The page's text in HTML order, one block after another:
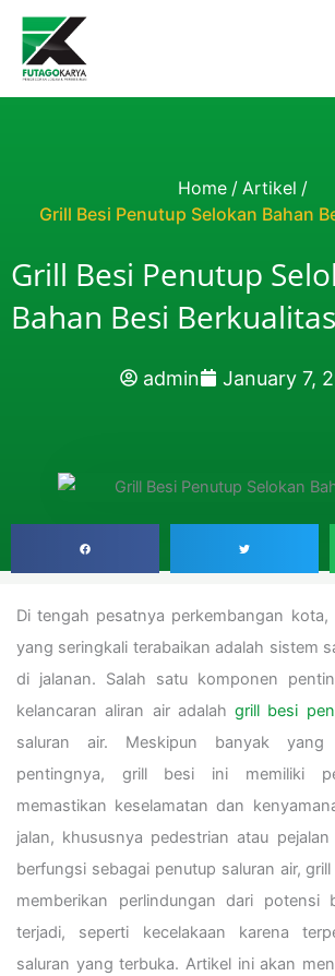
Skip to content
Home / Artikel /
Grill Besi Penutup Selokan Bahan
Grill Besi Penutup
Bahan Besi Berkualitas
admin January 7,
Di tengah pesatnya perkembangan kota,
yang seringkali terabaikan adalah sistem
di jalanan. Salah satu komponen
kelancaran aliran air adalah grill besi
saluran air. Meskipun banyak yang
pentingnya, grill besi ini memiliki
memastikan keselamatan dan
jalan, khususnya pedestrian atau
berfungsi sebagai penutup saluran air,
memberikan perlindungan dari potensi
terjadi, seperti kecelakaan karena
saluran yang terbuka. Artikel ini akan